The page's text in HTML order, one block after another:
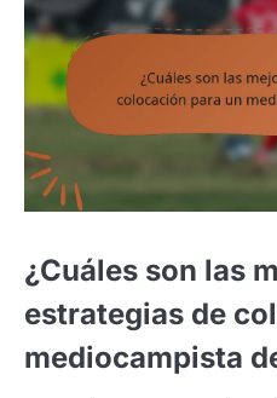
¿Cuáles son las
estrategias de
mediocampista